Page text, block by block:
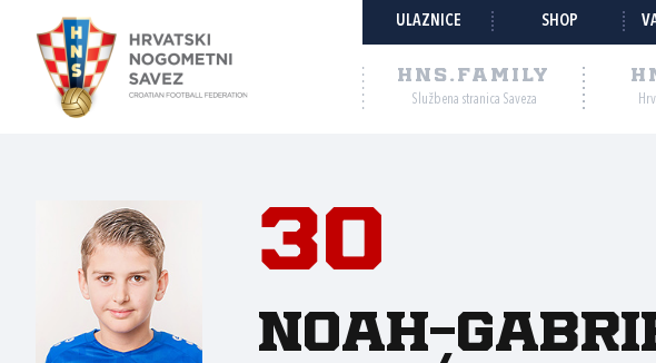
ULAZNICE SHOP
HNS.FAMILY
Službena stranica Saveza
30
Noah-